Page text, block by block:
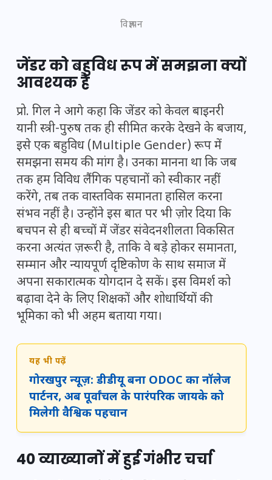
विज्ञापन
जेंडर को बहुविध रूप में समझना क्यों
आवश्यक है
प्रो. गिल ने आगे कहा कि जेंडर को केवल बाइनरी
यानी स्त्री-पुरुष तक ही सीमित करके देखने के बजाय,
इसे एक बहुविध (Multiple Gender) रूप में
समझना समय की मांग है। उनका मानना था कि जब
तक हम विविध लैंगिक पहचानों को स्वीकार नहीं
करेंगे, तब तक वास्तविक समानता हासिल करना
संभव नहीं है। उन्होंने इस बात पर भी ज़ोर दिया कि
बचपन से ही बच्चों में जेंडर संवेदनशीलता विकसित
करना अत्यंत ज़रूरी है, ताकि वे बड़े होकर समानता,
सम्मान और न्यायपूर्ण दृष्टिकोण के साथ समाज में
अपना सकारात्मक योगदान दे सकें। इस विमर्श को
बढ़ावा देने के लिए शिक्षकों और शोधार्थियों की
भूमिका को भी अहम बताया गया।
यह भी पढ़ें
गोरखपुर न्यूज़: डीडीयू बना ODOC का नॉलेज
पार्टनर, अब पूर्वांचल के पारंपरिक जायके को
मिलेगी वैश्विक पहचान
40 व्याख्यानों में हुई गंभीर चर्चा